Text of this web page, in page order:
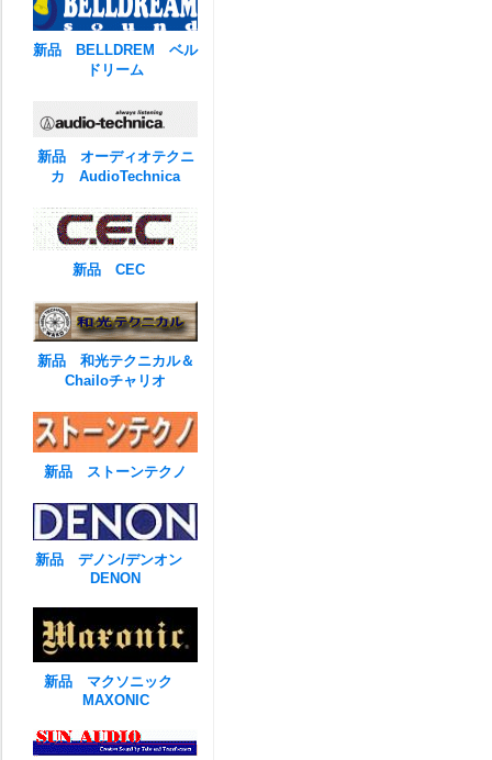
新品 BELLDREM ベル
ドリーム
新品 オーディオテクニ
カ AudioTechnica
新品 CEC
新品 和光テクニカル＆
Chailoチャリオ
新品 ストーンテクノ
新品 デノン/デンオン
DENON
新品 マクソニック
MAXONIC